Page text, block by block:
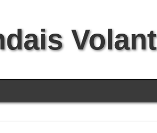
Volant